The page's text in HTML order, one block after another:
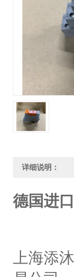
详细说明：
德国进
上海添